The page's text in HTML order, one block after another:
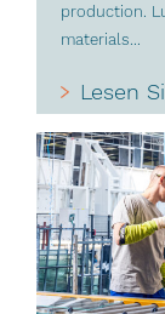
production.
materials...
Lesen